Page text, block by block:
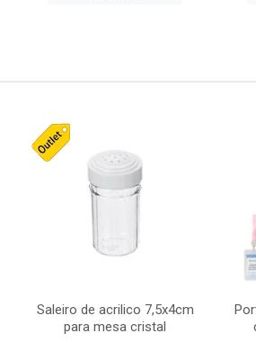
Saleiro de acrilico 7,5x4cm
para mesa cristal